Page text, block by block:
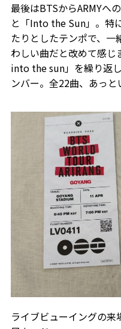
最後はBTSからARMYへ
と「Into the Sun」。特
たりとしたテンポで、一
わしい曲だと改めて感
into the sun」を繰り返
ンバー。全22曲、あっと
ライブビューイングの